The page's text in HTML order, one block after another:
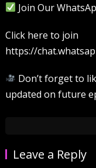
Join Our
Click here to join
https://
Don’t forget to
updated on future
Leave a Reply